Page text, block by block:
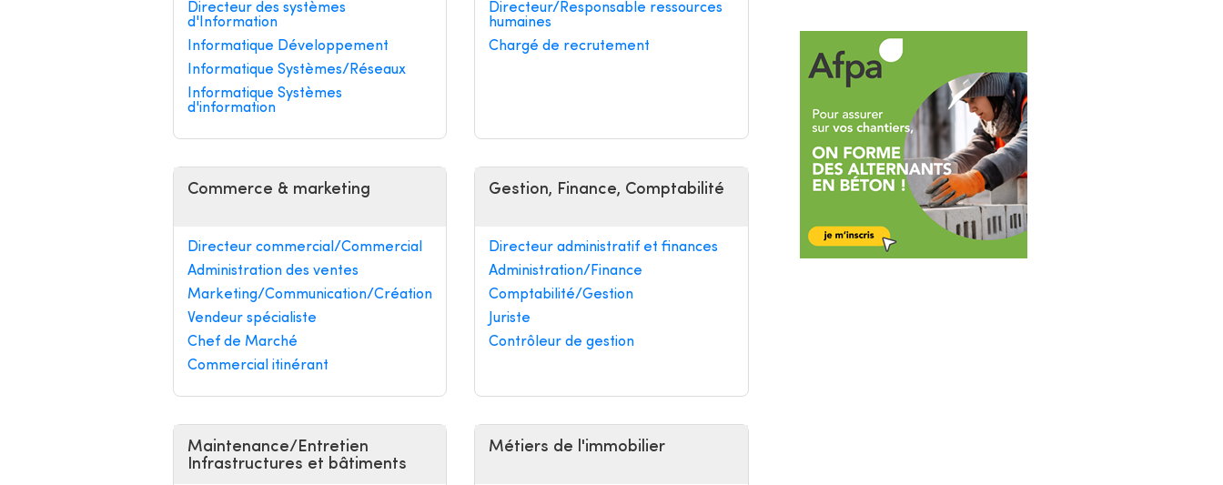
Directeur des systèmes
d'Information
Informatique Développement
Informatique Systèmes/Réseaux
Informatique Systèmes
d'information
Directeur/Responsable ressources
humaines
Chargé de recrutement
Commerce & marketing
Directeur commercial/Commercial
Administration des ventes
Marketing/Communication/Création
Vendeur spécialiste
Chef de Marché
Commercial itinérant
Gestion, Finance, Comptabilité
Directeur administratif et finances
Administration/Finance
Comptabilité/Gestion
Juriste
Contrôleur de gestion
Maintenance/Entretien
Infrastructures et bâtiments
Métiers de l'immobilier